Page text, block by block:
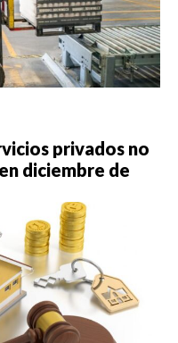
privados no
diciembre de